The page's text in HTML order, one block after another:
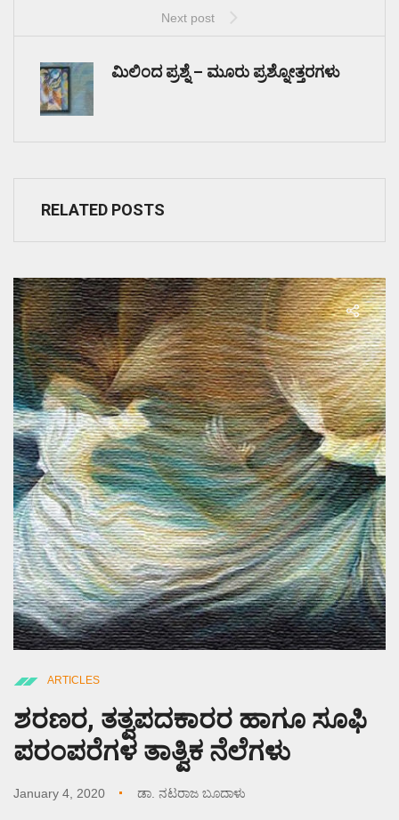
Next post
ಮಿಲಿಂದ ಪ್ರಶ್ನೆ – ಮೂರು ಪ್ರಶ್ನೋತ್ತರಗಳು
RELATED POSTS
ARTICLES
ಶರಣರ, ತತ್ವಪದಕಾರರ ಹಾಗೂ ಸೂಫಿ
ಪರಂಪರೆಗಳ ತಾತ್ವಿಕ ನೆಲೆಗಳು
January 4, 2020 ಡಾ. ನಟರಾಜ ಬೂದಾಳು